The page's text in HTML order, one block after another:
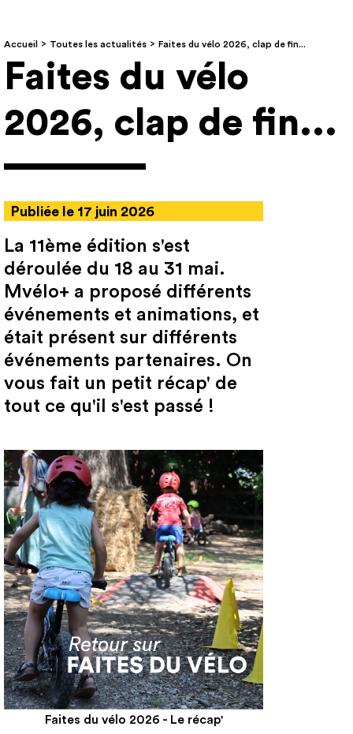
Accueil Toutes les actualités Faites du vélo 2026, clap de fin...
Faites du vélo
2026, clap de fin...
Publiée le 17 juin 2026
La 11ème édition s'est
déroulée du 18 au 31 mai.
Mvélo+ a proposé différents
événements et animations, et
était présent sur différents
événements partenaires. On
vous fait un petit récap' de
tout ce qu'il s'est passé !
Faites du vélo 2026 - Le récap'